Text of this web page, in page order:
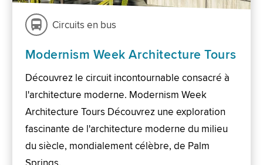
Circuits en bus
Modernism Week Architecture Tours
Découvrez le circuit incontournable consacré à
l'architecture moderne. Modernism Week
Architecture Tours Découvrez une exploration
fascinante de l'architecture moderne du milieu
du siècle, mondialement célèbre, de Palm